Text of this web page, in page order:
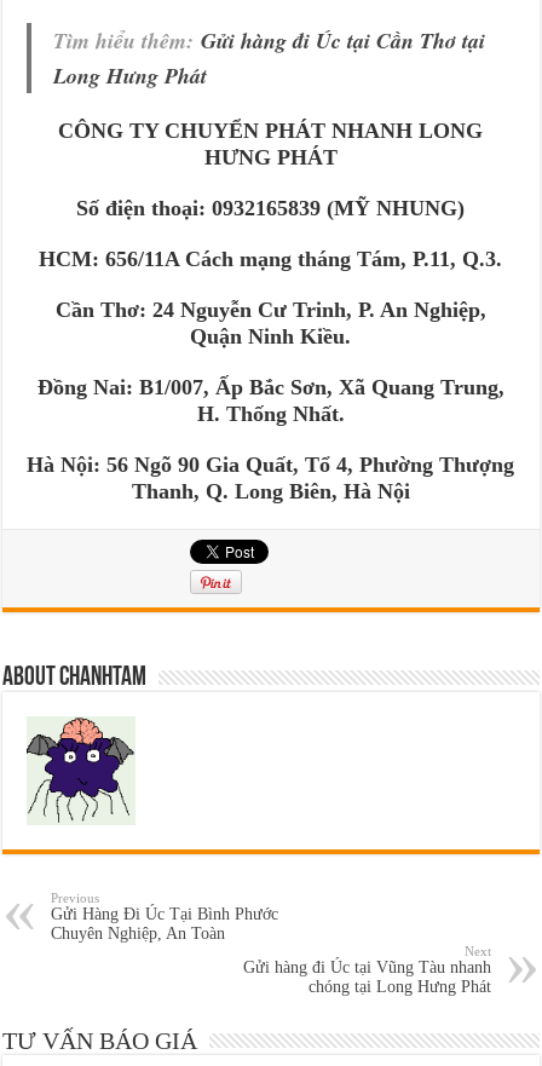
Tìm hiểu thêm:Gửi hàng đi Úc tại Cần Thơ tại
Long Hưng Phát
CÔNG TY CHUYỂN PHÁT NHANH LONG
HƯNG PHÁT
Số điện thoại: 0932165839 (MỸ NHUNG)
HCM: 656/11A Cách mạng tháng Tám, P.11, Q.3.
Cần Thơ: 24 Nguyễn Cư Trinh, P. An Nghiệp,
Quận Ninh Kiều.
Đồng Nai: B1/007, Ấp Bắc Sơn, Xã Quang Trung,
H. Thống Nhất.
Hà Nội: 56 Ngõ 90 Gia Quất, Tổ 4, Phường Thượng
Thanh, Q. Long Biên, Hà Nội
About chanhtam
Previous
Gửi Hàng Đi Úc Tại Bình Phước
Chuyên Nghiệp, An Toàn
Next
Gửi hàng đi Úc tại Vũng Tàu nhanh
chóng tại Long Hưng Phát
TƯ VẤN BÁO GIÁ